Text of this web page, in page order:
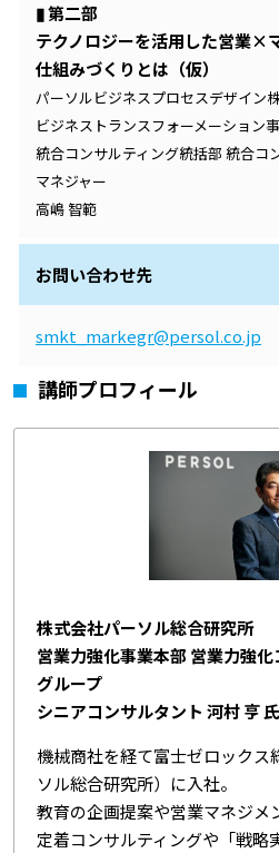
▮ 第二部
テクノロジーを活用した営業×
仕組みづくりとは（仮）
パーソルビジネスプロセスデザイン
ビジネストランスフォーメーション
統合コンサルティング統括部 統合コ
マネジャー
高嶋 智範
お問い合わせ先
smkt_markegr@persol.co.jp
講師プロフィール
株式会社パーソル総合研究所
営業力強化事業本部 営業力強
グループ
シニアコンサルタント 河村 亨 氏
機械商社を経て富士ゼロックス
ソル総合研究所）に入社。
教育の企画提案や営業マネジメ
定着コンサルティングや「戦略